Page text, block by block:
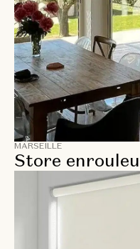
MARSEILLE
Store